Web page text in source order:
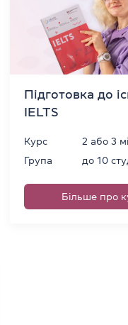
Підготовка до
IELTS
Курс
2 або 3
Група
до 10
Більше про